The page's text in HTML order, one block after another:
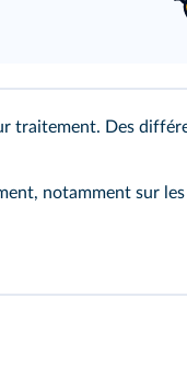
traitement. Des
notamment sur les